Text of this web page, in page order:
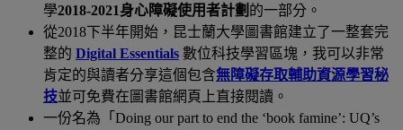
學2018-2021身心障礙使用者計劃 的一部分。
從2018下半年開始，昆士蘭大學圖書館建立了一整套完
整的 Digital Essentials 數位科技學習區塊，我可以非常
肯定的與讀者分享這個包含無障礙存取輔助資源學習秘
技並可免費在圖書館網頁上直接閱讀。
一份名為「Doing our part to end the ‘book famine’: UQ’s